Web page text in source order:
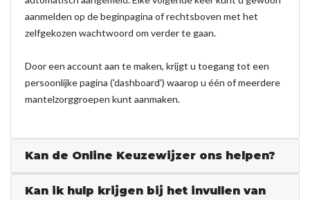
aanmelden op de beginpagina of rechtsboven met het
zelfgekozen wachtwoord om verder te gaan.
Door een account aan te maken, krijgt u toegang tot een
persoonlijke pagina ('dashboard') waarop u één of meerdere
mantelzorggroepen kunt aanmaken.
Kan de Online Keuzewijzer ons helpen?
Kan ik hulp krijgen bij het invullen van